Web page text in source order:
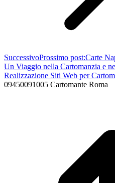
SuccessivoProssimo post:Carte
Un Viaggio nella Cartomanzia e
Realizzazione Siti Web per
09450091005 Cartomante Roma